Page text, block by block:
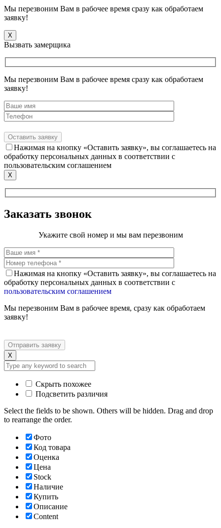
Мы перезвоним Вам в рабочее время сразу как обработаем
заявку!
X
Вызвать замерщика
Мы перезвоним Вам в рабочее время сразу как обработаем
заявку!
Нажимая на кнопку «Оставить заявку», вы соглашаетесь на
обработку персональных данных в соответствии с
пользовательским соглашением
X
Заказать звонок
Укажите свой номер и мы вам перезвоним
Нажимая на кнопку «Оставить заявку», вы соглашаетесь на
обработку персональных данных в соответствии с
пользовательским соглашением
Мы перезвоним Вам в рабочее время, сразу как обработаем
заявку!
X
Скрыть похожее
Подсветить различия
Select the fields to be shown. Others will be hidden. Drag and drop
to rearrange the order.
Фото
Код товара
Оценка
Цена
Stock
Наличие
Купить
Описание
Content